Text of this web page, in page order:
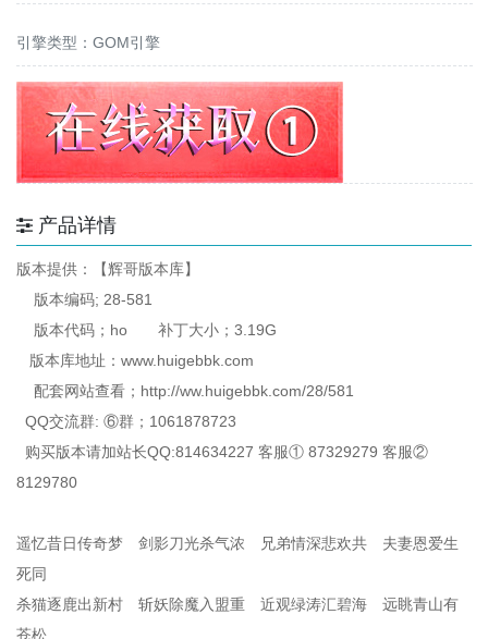
引擎类型：GOM引擎
产品详情
版本提供：【辉哥版本库】
版本编码; 28-581
版本代码；ho 补丁大小；3.19G
版本库地址：www.huigebbk.com
配套网站查看；http://ww.huigebbk.com/28/581
QQ交流群: ⑥群；1061878723
购买版本请加站长QQ:814634227 客服① 87329279 客服②
8129780
遥忆昔日传奇梦 剑影刀光杀气浓 兄弟情深悲欢共 夫妻恩爱生
死同
杀猫逐鹿出新村 斩妖除魔入盟重 近观绿涛汇碧海 远眺青山有
苍松